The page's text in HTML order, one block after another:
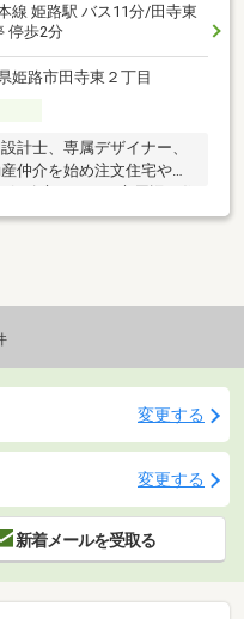
線 姫路駅 バス11分/田寺東
停歩2分
姫路市田寺東２丁目
計士、専属デザイナー、
仲介を始め注文住宅やリ
変更する
変更する
新着メールを受取る